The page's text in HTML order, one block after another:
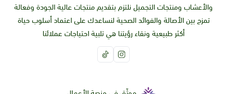
والأعشاب ومنتجات التجميل نلتزم بتقديم منتجات عالية الجودة وفعالة
تمزج بين الأصالة والفوائد الصحية لنساعدك على اعتماد أسلوب حياة
أكثر طبيعية ونقاء رؤيتنا هي تلبية احتياجات عملائنا